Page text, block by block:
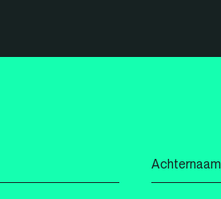
Achternaam
*